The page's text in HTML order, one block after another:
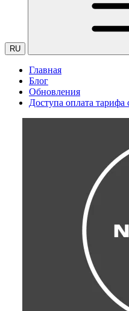
RU
Главная
Блог
Обновления
Доступа оплата тарифа